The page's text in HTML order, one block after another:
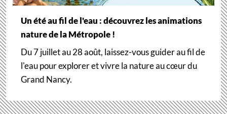
Un été au fil de l'eau : découvrez les animations
nature de la Métropole !
Du 7 juillet au 28 août, laissez-vous guider au fil de
l'eau pour explorer et vivre la nature au cœur du
Grand Nancy.